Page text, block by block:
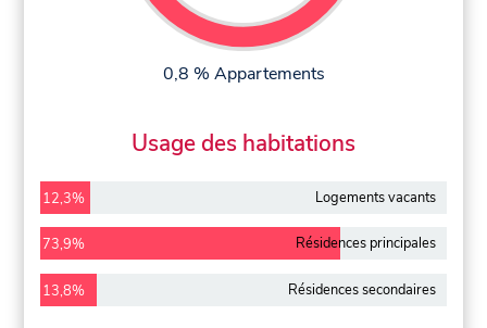
0,8 % Appartements
Usage des habitations
12,3% Logements vacants
73,9% Résidences principales
13,8% Résidences secondaires